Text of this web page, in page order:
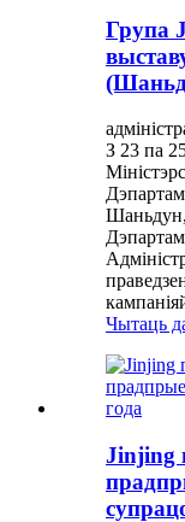
Група
З 23 па
Шаньдун,
Чытаць
Jinjing